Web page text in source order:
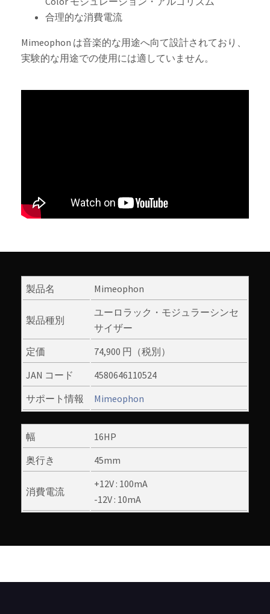
合理的な消費電流
Mimeophon は音楽的な用途へ向て設計されており、
実験的な用途での使用には適していません。
製品名 Mimeophon
製品種別
ユーロラック・モジュラーシンセ
サイザー
定価
74,900 円（税別）
JAN コード
4580646110524
サポート情報
Mimeophon
幅
16HP
奥行き
45mm
消費電流
+12V : 100mA
-12V : 10mA